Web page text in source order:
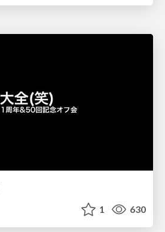
1 630